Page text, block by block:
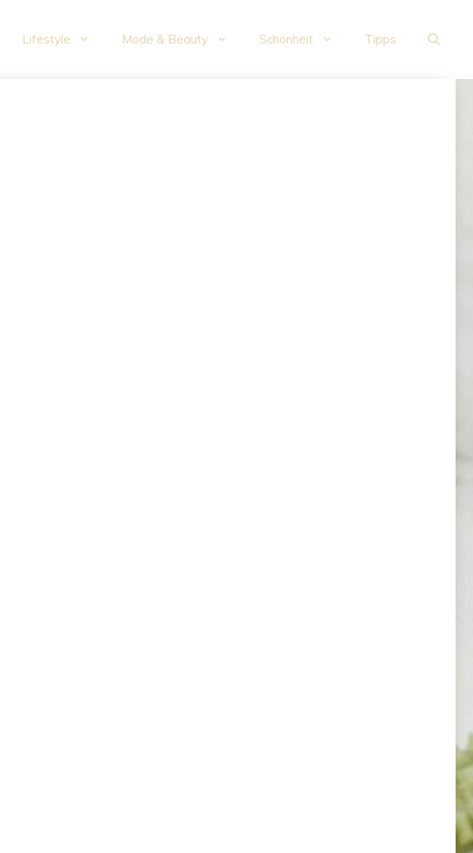
Lifestyle Mode & Beauty Schönheit Tipps